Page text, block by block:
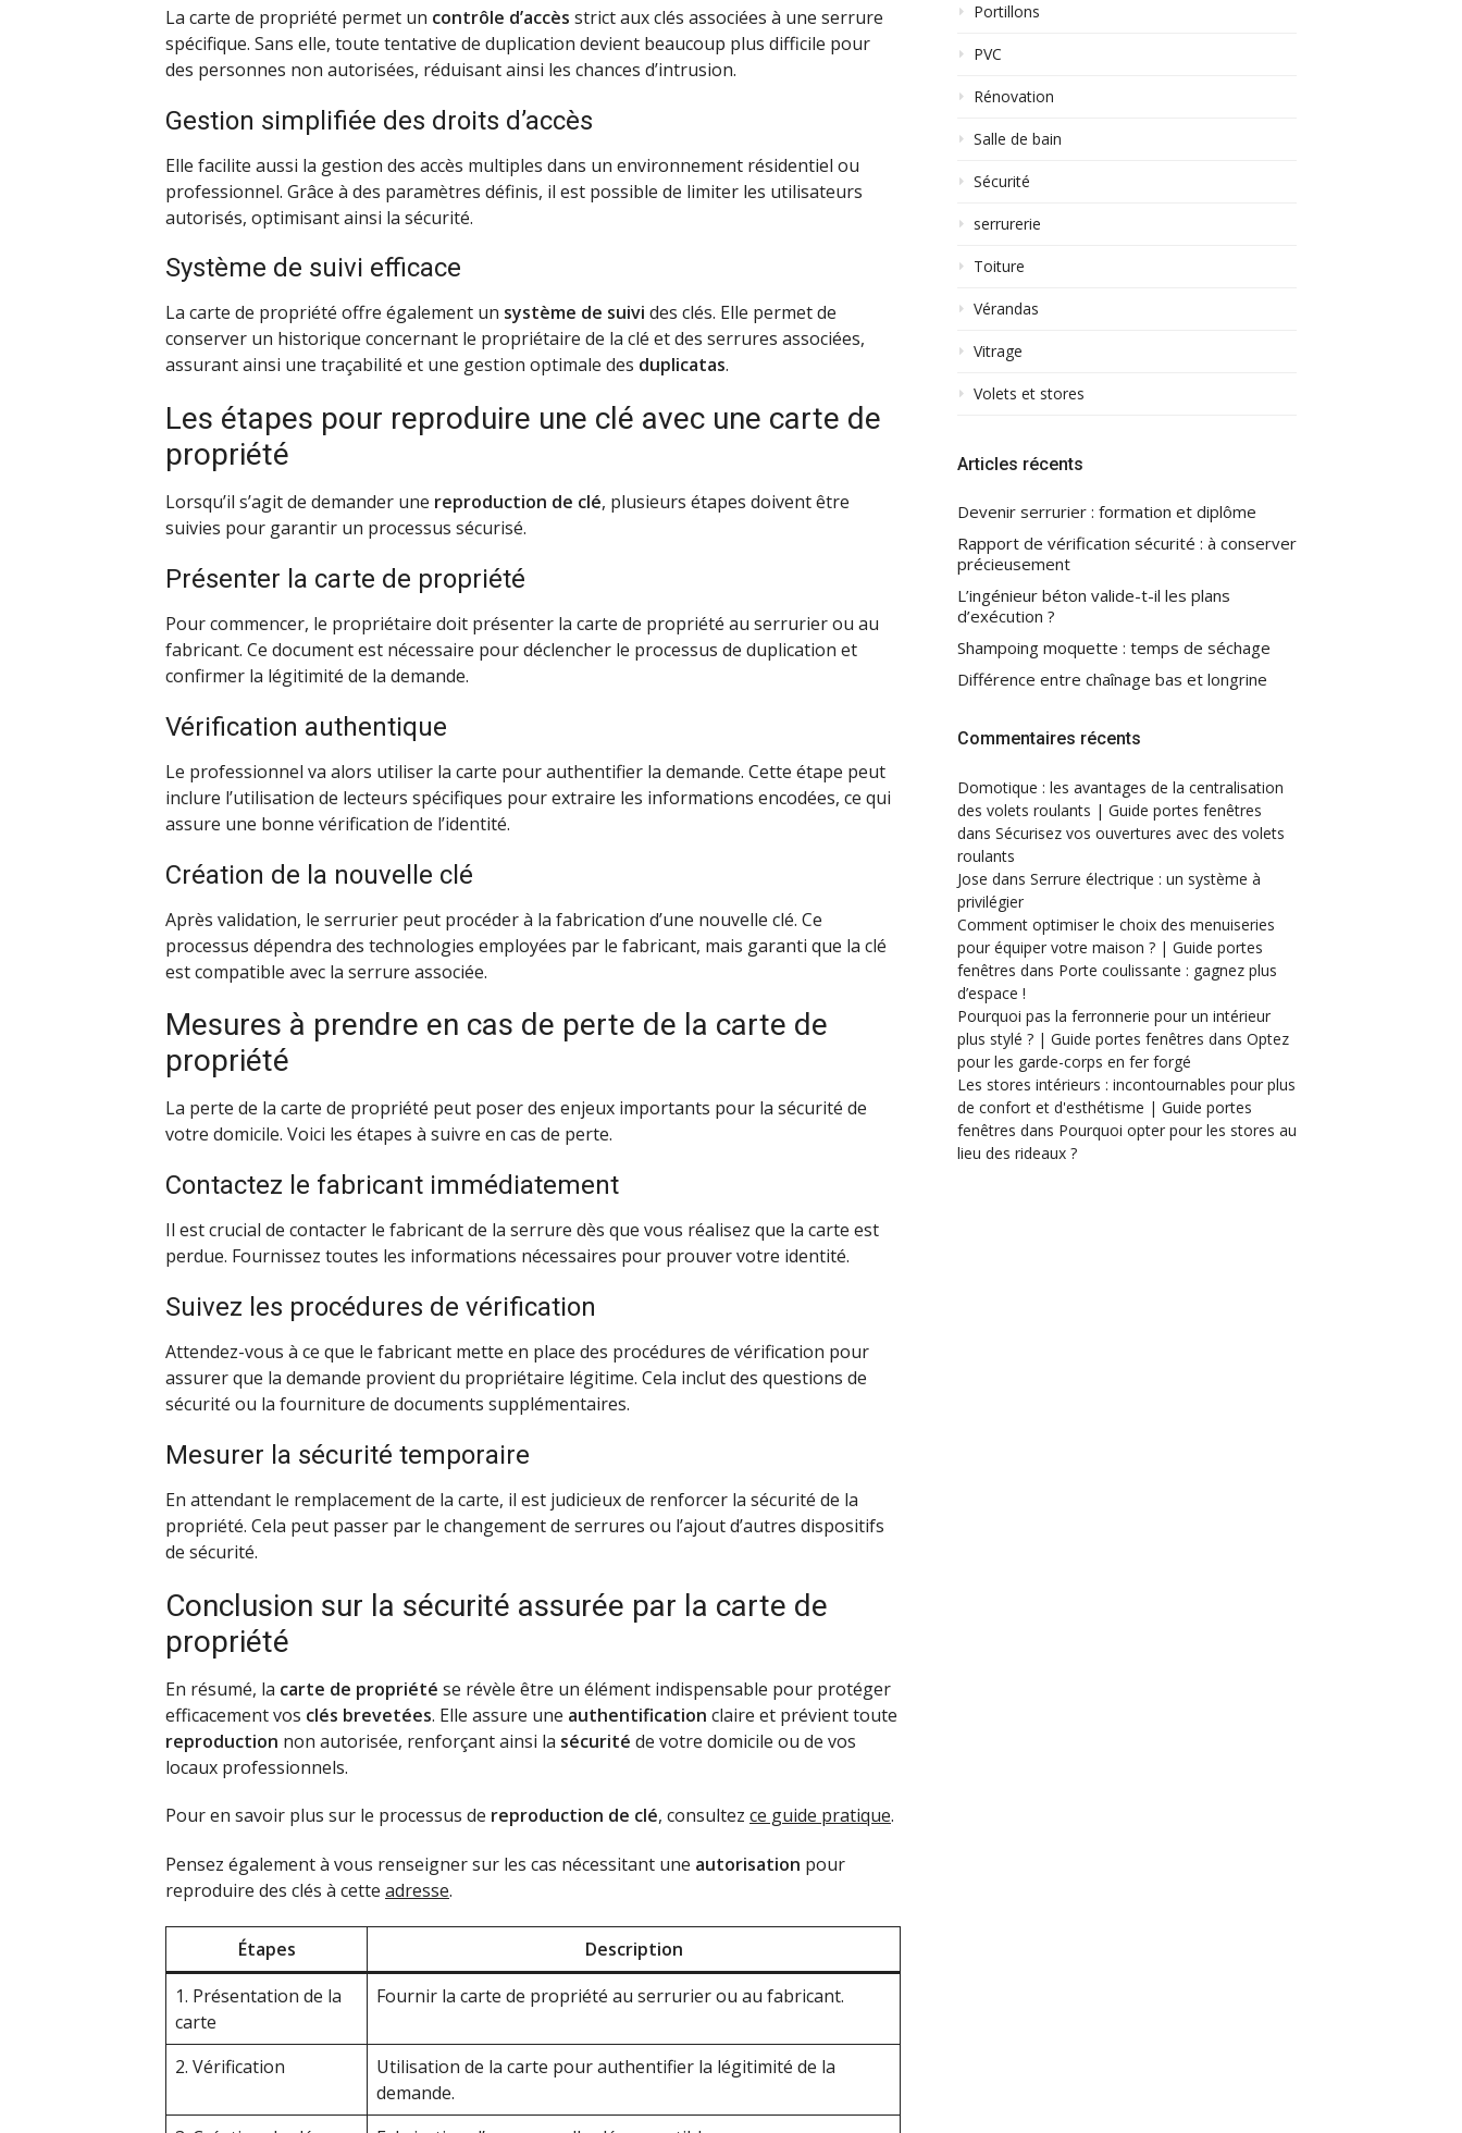
La carte de propriété permet un contrôle d’accès strict aux clés associées à une serrure
spécifique. Sans elle, toute tentative de duplication devient beaucoup plus difficile pour
des personnes non autorisées, réduisant ainsi les chances d’intrusion.
Gestion simplifiée des droits d’accès
Elle facilite aussi la gestion des accès multiples dans un environnement résidentiel ou
professionnel. Grâce à des paramètres définis, il est possible de limiter les utilisateurs
autorisés, optimisant ainsi la sécurité.
Système de suivi efficace
La carte de propriété offre également un système de suivi des clés. Elle permet de
conserver un historique concernant le propriétaire de la clé et des serrures associées,
assurant ainsi une traçabilité et une gestion optimale des duplicatas.
Les étapes pour reproduire une clé avec une carte de
propriété
Lorsqu’il s’agit de demander une reproduction de clé, plusieurs étapes doivent être
suivies pour garantir un processus sécurisé.
Présenter la carte de propriété
Pour commencer, le propriétaire doit présenter la carte de propriété au serrurier ou au
fabricant. Ce document est nécessaire pour déclencher le processus de duplication et
confirmer la légitimité de la demande.
Vérification authentique
Le professionnel va alors utiliser la carte pour authentifier la demande. Cette étape peut
inclure l’utilisation de lecteurs spécifiques pour extraire les informations encodées, ce qui
assure une bonne vérification de l’identité.
Création de la nouvelle clé
Après validation, le serrurier peut procéder à la fabrication d’une nouvelle clé. Ce
processus dépendra des technologies employées par le fabricant, mais garanti que la clé
est compatible avec la serrure associée.
Mesures à prendre en cas de perte de la carte de
propriété
La perte de la carte de propriété peut poser des enjeux importants pour la sécurité de
votre domicile. Voici les étapes à suivre en cas de perte.
Contactez le fabricant immédiatement
Il est crucial de contacter le fabricant de la serrure dès que vous réalisez que la carte est
perdue. Fournissez toutes les informations nécessaires pour prouver votre identité.
Suivez les procédures de vérification
Attendez-vous à ce que le fabricant mette en place des procédures de vérification pour
assurer que la demande provient du propriétaire légitime. Cela inclut des questions de
sécurité ou la fourniture de documents supplémentaires.
Mesurer la sécurité temporaire
En attendant le remplacement de la carte, il est judicieux de renforcer la sécurité de la
propriété. Cela peut passer par le changement de serrures ou l’ajout d’autres dispositifs
de sécurité.
Conclusion sur la sécurité assurée par la carte de
propriété
En résumé, la carte de propriété se révèle être un élément indispensable pour protéger
efficacement vos clés brevetées. Elle assure une authentification claire et prévient toute
reproduction non autorisée, renforçant ainsi la sécurité de votre domicile ou de vos
locaux professionnels.
Pour en savoir plus sur le processus de reproduction de clé, consultez ce guide pratique.
Pensez également à vous renseigner sur les cas nécessitant une autorisation pour
reproduire des clés à cette adresse.
Étapes
Description
1. Présentation de la
carte
Fournir la carte de propriété au serrurier ou au fabricant.
2. Vérification
Utilisation de la carte pour authentifier la légitimité de la
demande.
Portillons
PVC
Rénovation
Salle de bain
Sécurité
serrurerie
Toiture
Vérandas
Vitrage
Volets et stores
Articles récents
Devenir serrurier : formation et diplôme
Rapport de vérification sécurité : à conserver
précieusement
L’ingénieur béton valide-t-il les plans
d’exécution ?
Shampoing moquette : temps de séchage
Différence entre chaînage bas et longrine
Commentaires récents
Domotique : les avantages de la centralisation
des volets roulants | Guide portes fenêtres
dans Sécurisez vos ouvertures avec des volets
roulants
Jose dans Serrure électrique : un système à
privilégier
Comment optimiser le choix des menuiseries
pour équiper votre maison ? | Guide portes
fenêtres dans Porte coulissante : gagnez plus
d’espace !
Pourquoi pas la ferronnerie pour un intérieur
plus stylé ? | Guide portes fenêtres dans Optez
pour les garde-corps en fer forgé
Les stores intérieurs : incontournables pour plus
de confort et d'esthétisme | Guide portes
fenêtres dans Pourquoi opter pour les stores au
lieu des rideaux ?